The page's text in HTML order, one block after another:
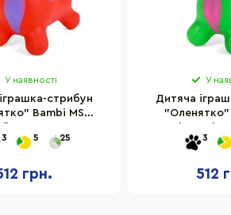
У наявності
стрибун
Bambi MS
3 5 25
грн.
У
Дитяча
"Оленятко"
3
512